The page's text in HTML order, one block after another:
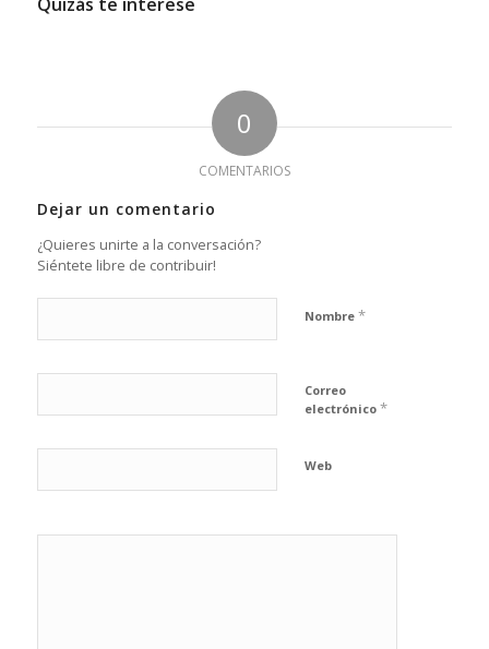
0
COMENTARIOS
Dejar un comentario
¿Quieres unirte a la conversación?
Siéntete libre de contribuir!
Nombre *
Correo
electrónico *
Web